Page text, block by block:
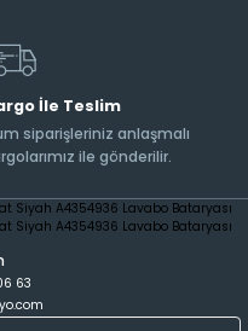
İle Teslim
siparişleriniz anlaşmalı
ile gönderilir.
63